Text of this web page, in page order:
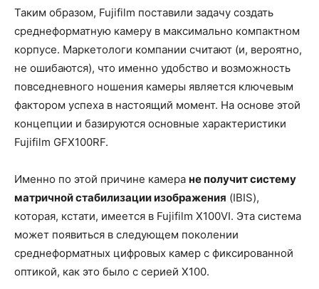
Таким образом, Fujifilm поставили задачу создать
среднеформатную камеру в максимально компактном
корпусе. Маркетологи компании считают (и, вероятно,
не ошибаются), что именно удобство и возможность
повседневного ношения камеры является ключевым
фактором успеха в настоящий момент. На основе этой
концепции и базируются основные характеристики
Fujifilm GFX100RF.
Именно по этой причине камера не получит систему
матричной стабилизации изображения (IBIS),
которая, кстати, имеется в Fujifilm X100VI. Эта система
может появиться в следующем поколении
среднеформатных цифровых камер с фиксированной
оптикой, как это было с серией X100.